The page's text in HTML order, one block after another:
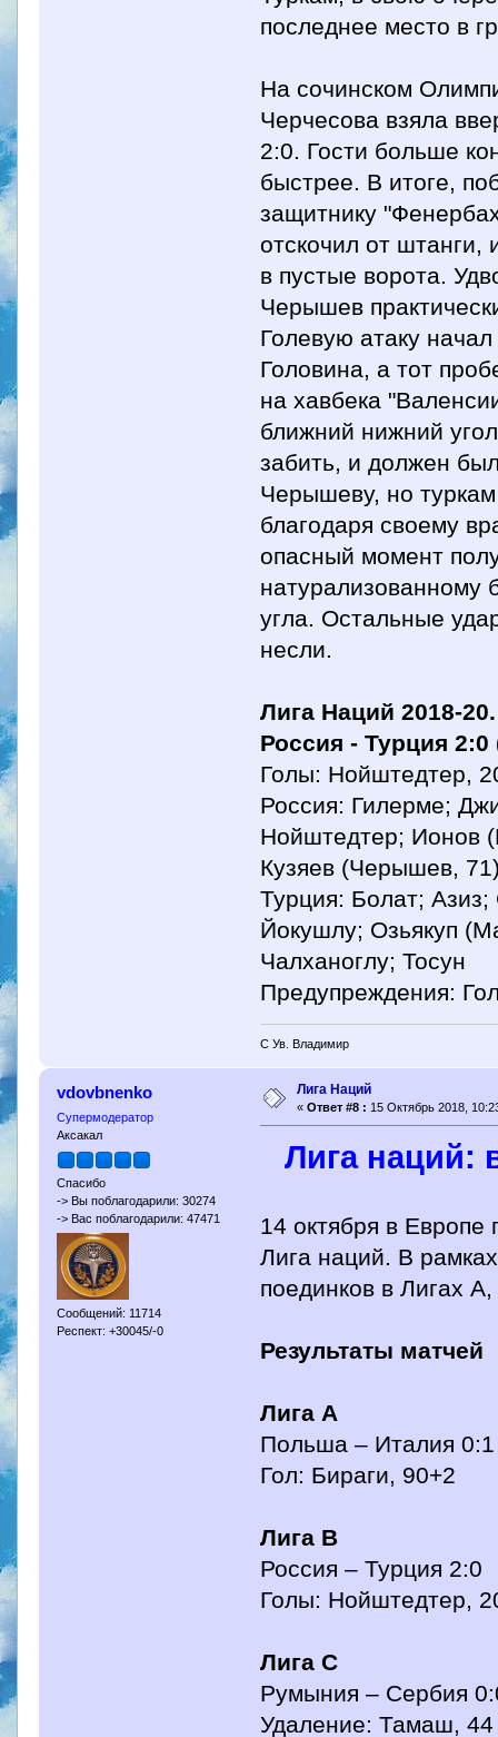
последнее место в
На сочинском
Черчесова взяла
2:0. Гости больше
быстрее. В итоге,
защитнику
отскочил от штанги,
в пустые ворота.
Черышев
Голевую атаку
Головина, а тот
на хавбека
ближний нижний
забить, и должен
Черышеву, но
благодаря своему
опасный момент
натурализованному
угла. Остальные
несли.
Лига Наций 2018-
Россия - Турция 2:0
Голы: Нойштедтер,
Россия: Гилерме;
Нойштедтер; Ионов
Кузяев (Черышев,
Турция: Болат;
Йокушлу; Озьякуп
Чалханоглу; Тосун
Предупреждения:
С Ув. Владимир
vdovbnenko
Супермодератор
Аксакал
Спасибо
-> Вы поблагодарили: 30274
-> Вас поблагодарили: 47471
Сообщений: 11714
Респект: +30045/-0
Лига Наций
« Ответ #8 : 15 Октябрь 2018,
Лига наций:
14 октября в
Лига наций. В
поединков в Лигах
Результаты матчей
Лига А
Польша – Италия 0:1
Гол: Бираги, 90+2
Лига B
Россия – Турция 2:0
Голы: Нойштедтер,
Лига C
Румыния – Сербия
Удаление: Тамаш,